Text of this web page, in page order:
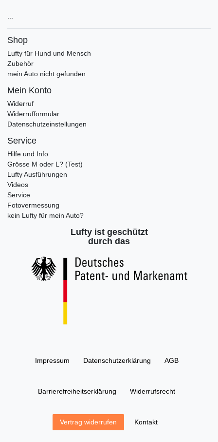
Shop
Lufty für Hund und Mensch
Zubehör
mein Auto nicht gefunden
Mein Konto
Widerruf
Widerrufformular
Datenschutzeinstellungen
Service
Hilfe und Info
Grösse M oder L? (Test)
Lufty Ausführungen
Videos
Service
Fotovermessung
kein Lufty für mein Auto?
Lufty ist geschützt
durch das
Impressum Daten­schutz­erklärung AGB
Barrierefreiheitserklärung Widerrufs­recht
Vertrag widerrufen Kontakt